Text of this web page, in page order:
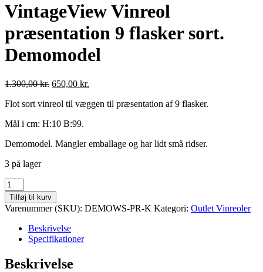
VintageView Vinreol
præsentation 9 flasker sort.
Demomodel
1.300,00kr. 650,00 kr.
Flot sort vinreol til væggen til præsentation af 9 flasker.
Mål i cm: H:10 B:99.
Demomodel. Mangler emballage og har lidt små ridser.
3 på lager
VintageView
Vinreol
præsentation
9
flasker
sort.
Demomodel
antal
Tilføj til kurv
Varenummer (SKU): DEMOWS-PR-K Kategori: Outlet Vinreoler
Beskrivelse
Specifikationer
Beskrivelse